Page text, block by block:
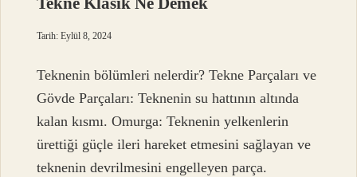
Tarih: Eylül 8, 2024
Teknenin bölümleri nelerdir? Tekne Parçaları ve
Gövde Parçaları: Teknenin su hattının altında
kalan kısmı. Omurga: Teknenin yelkenlerin
ürettiği güçle ileri hareket etmesini sağlayan ve
teknenin devrilmesini engelleyen parça.